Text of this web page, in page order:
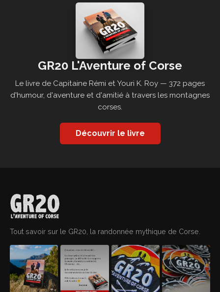
GR20 L'Aventure of Corse
Le livre de Capitaine Rémi et Youri K. Roy — 372 pages
d'humour, d'aventure et d'amitié à travers les montagnes
corses.
Découvrir le livre
Tout savoir sur le GR20, la randonnée mythique de Corse.